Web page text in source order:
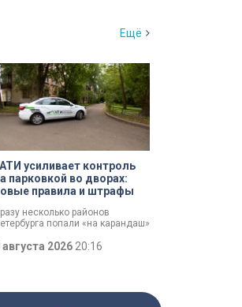
Ещё
усиливает контроль
парковкой во дворах:
правила и штрафы
несколько районов
попали «на карандаш»
во дворах. За два
летних месяца только по
августа 2026 20:16